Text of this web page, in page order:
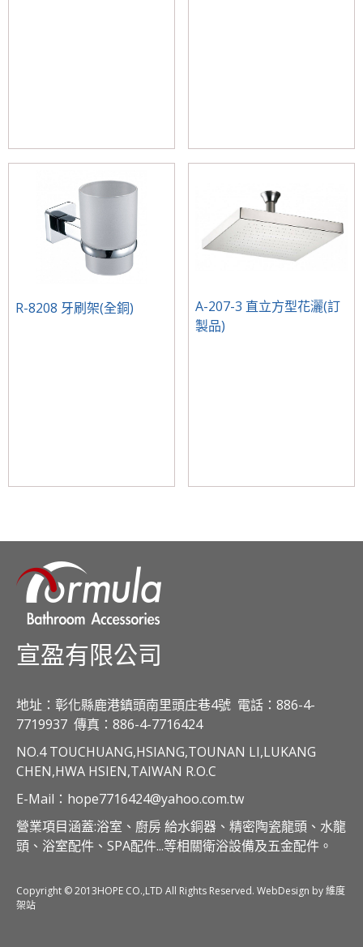
R-8208 牙刷架(全銅)
A-207-3 直立方型花灑(訂
製品)
宣盈有限公司
地址：彰化縣鹿港鎮頭南里頭庄巷4號 電話：886-4-
7719937 傳真：886-4-7716424
NO.4 TOUCHUANG,HSIANG,TOUNAN LI,LUKANG
CHEN,HWA HSIEN,TAIWAN R.O.C
E-Mail：hope7716424@yahoo.com.tw
營業項目涵蓋:浴室、廚房 給水銅器、精密陶瓷龍頭、水龍
頭、浴室配件、SPA配件...等相關衛浴設備及五金配件。
Copyright © 2013HOPE CO.,LTD All Rights Reserved. WebDesign by 維度
架站